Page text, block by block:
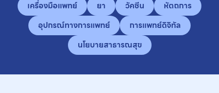
เครื่องมือแพทย์ ยา วัคซีน
หัตถการ
อุปกรณ์ทางการแพทย์
การแพทย์ดิจิทัล
นโยบายสาธารณสุข